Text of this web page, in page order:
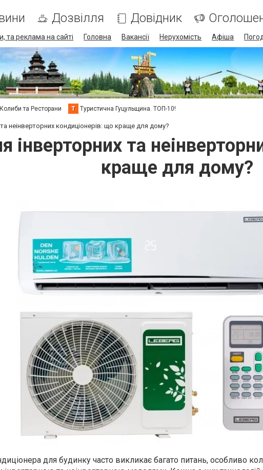
Дозвілля Довідник
та реклама на сайті Головна Вакансії Нерухомість Афіша
Колиби та Ресторани Т Туристична Гуцульщина. ТОП-10!
неінверторних кондиціонерів: що краще для дому?
інверторних та
краще для дому?
для будинку часто викликає багато питань, особливо